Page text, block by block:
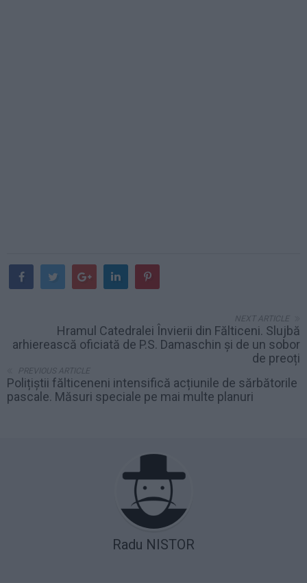
NEXT ARTICLE
Hramul Catedralei Învierii din Fălticeni. Slujbă
arhierească oficiată de P.S. Damaschin și de un sobor
de preoți
PREVIOUS ARTICLE
Polițiștii fălticeneni intensifică acțiunile de sărbătorile
pascale. Măsuri speciale pe mai multe planuri
Radu NISTOR